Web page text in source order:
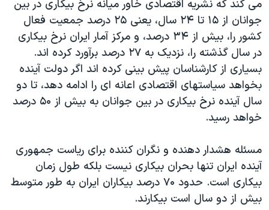
گالری عکس
آرشیو پخش زنده
اعتراضات زن، زندگی، آزادی
مجموعه مستندهای دادخواهی
تریبونال مردمی آبان ۹۸
دادگاه حمید نوری
چهل سال گروگان‌گیری
قانون شفافیت دارائی کادر رهبری ایران
اسرائیل در جنگ
نرگس محمدی برنده جایزه نوبل صلح
همایش محافظه‌کاران آمریکا «سی‌پک»
می کند که نشریه اقتصادی خاور میانه نرخ بیکاری در بین
جوانان از ۱۵ تا ۲۴ سال، یعنی ۲۵ درصد جمعیت فعال
کشور را، بیش از ۳۴ درصد، و مرکز آمار ایران نرخ بیکاری
در سال گذشته را، نزدیک به ۲۷ درصد برآورد کرده اند.
بسیاری از کارشناسان پیش بینی کرده اند اگر دولت آینده
بخواهد سیاستهای اقتصادی اعانه ای را ادامه دهد، تا دو
سال آینده نرخ بیکاری در بین جوانان به بیش از ۵۰ درصد
خواهد رسید.
مسئله هشدار دهنده و نگران کننده برای ریاست جمهوری
آینده ایران تنها بحران بیکاری نیست بلکه طول زمان
بیکاری است. حدود ۷۰ درصد بیکاران ایران به طور متوسط
بیش از دو سال است بیکارند.